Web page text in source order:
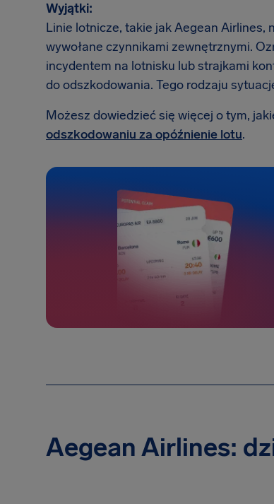
Wyjątki:
Linie lotnicze, takie jak Aegean Airlines,
wywołane czynnikami zewnętrznymi.
incydentem na lotnisku lub strajkami
do odszkodowania. Tego rodzaju
Możesz dowiedzieć się więcej o tym,
odszkodowaniu za opóźnienie lotu.
Aegean Airlines: